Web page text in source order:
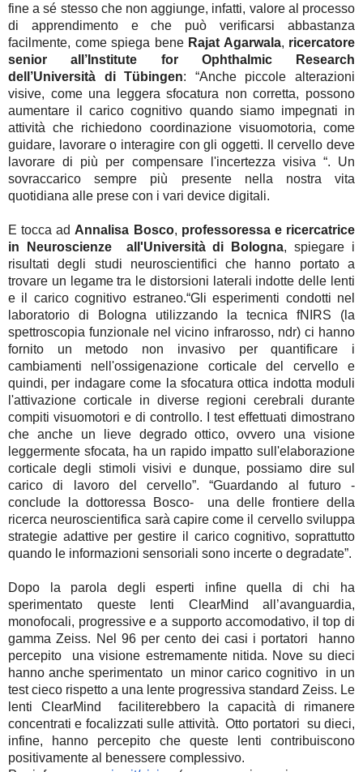
fine a sé stesso che non aggiunge, infatti, valore al processo
di apprendimento e che può verificarsi abbastanza
facilmente, come spiega bene Rajat Agarwala, ricercatore
senior all’Institute for Ophthalmic Research
dell’Università di Tübingen: “Anche piccole alterazioni
visive, come una leggera sfocatura non corretta, possono
aumentare il carico cognitivo quando siamo impegnati in
attività che richiedono coordinazione visuomotoria, come
guidare, lavorare o interagire con gli oggetti. Il cervello deve
lavorare di più per compensare l'incertezza visiva “. Un
sovraccarico sempre più presente nella nostra vita
quotidiana alle prese con i vari device digitali.
E tocca ad Annalisa Bosco, professoressa e ricercatrice
in Neuroscienze  all'Università di Bologna, spiegare i
risultati degli studi neuroscientifici che hanno portato a
trovare un legame tra le distorsioni laterali indotte delle lenti
e il carico cognitivo estraneo.“Gli esperimenti condotti nel
laboratorio di Bologna utilizzando la tecnica fNIRS (la
spettroscopia funzionale nel vicino infrarosso, ndr) ci hanno
fornito un metodo non invasivo per quantificare i
cambiamenti nell'ossigenazione corticale del cervello e
quindi, per indagare come la sfocatura ottica indotta moduli
l'attivazione corticale in diverse regioni cerebrali durante
compiti visuomotori e di controllo. I test effettuati dimostrano
che anche un lieve degrado ottico, ovvero una visione
leggermente sfocata, ha un rapido impatto sull'elaborazione
corticale degli stimoli visivi e dunque, possiamo dire sul
carico di lavoro del cervello”. “Guardando al futuro -
conclude la dottoressa Bosco-  una delle frontiere della
ricerca neuroscientifica sarà capire come il cervello sviluppa
strategie adattive per gestire il carico cognitivo, soprattutto
quando le informazioni sensoriali sono incerte o degradate”.
Dopo la parola degli esperti infine quella di chi ha
sperimentato queste lenti ClearMind all’avanguardia,
monofocali, progressive e a supporto accomodativo, il top di
gamma Zeiss. Nel 96 per cento dei casi i portatori  hanno
percepito  una visione estremamente nitida. Nove su dieci
hanno anche sperimentato  un minor carico cognitivo  in un
test cieco rispetto a una lente progressiva standard Zeiss. Le
lenti ClearMind  faciliterebbero la capacità di rimanere
concentrati e focalizzati sulle attività.  Otto portatori  su dieci,
infine, hanno percepito che queste lenti contribuiscono